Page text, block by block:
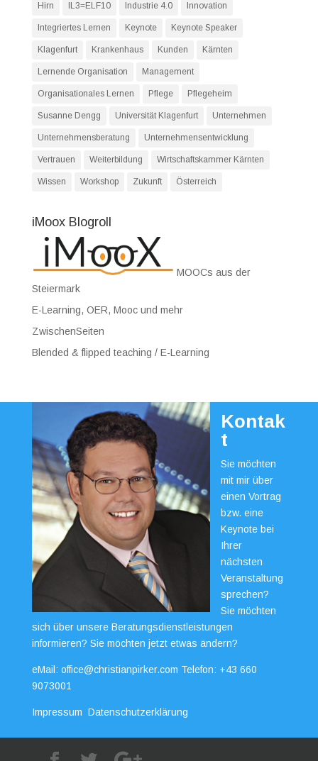
Hirn IL3=ELF10 Industrie 4.0 Innovation
Integriertes Lernen Keynote Keynote Speaker
Klagenfurt Krankenhaus Kunden Kärnten
Lernende Organisation Management
Organisationales Lernen Pflege Pflegeheim
Susanne Dengg Universität Klagenfurt Unternehmen
Unternehmensberatung Unternehmensentwicklung
Vertrauen Weiterbildung Wirtschaftskammer Kärnten
Wissen Workshop Zukunft Österreich
iMoox Blogroll
MOOCs aus der
Steiermark
E-Learning, OER, Mooc und mehr
ZwischenSeiten
Blended & flipped teaching / E-Learning
Kontak
t
Sie möchten
mit mir über
einen Vortrag
bzw. eine
Keynote bei
Ihrer
nächsten
Veranstaltung
sprechen?
Sie möchten
sich über unsere Beratungsdienstleistungen
informieren? Sie möchten jetzt etwas ändern?
eMail: office@christianpirker.com Telefon: +43 660
9073001
Impressum Datenschutzerklärung